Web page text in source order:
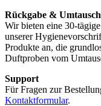
Rückgabe & Umtausch
Wir bieten eine 30-
unserer
Produkte an, die
Duftproben vom
Support
Für Fragen zur
Kontaktformular.